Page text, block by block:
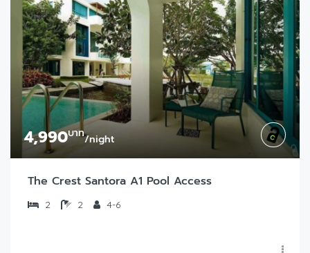
4,990บาท/night
The Crest Santora A1 Pool Access
2 2 4-6